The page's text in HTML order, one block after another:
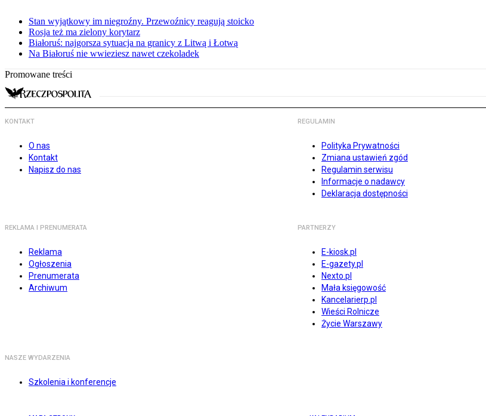
Stan wyjątkowy im niegroźny. Przewoźnicy reagują stoicko
Rosja też ma zielony korytarz
Białoruś: najgorsza sytuacja na granicy z Litwą i Łotwą
Na Białoruś nie wwieziesz nawet czekoladek
Promowane treści
KONTAKT
O nas
Kontakt
Napisz do nas
REGULAMIN
Polityka Prywatności
Zmiana ustawień zgód
Regulamin serwisu
Informacje o nadawcy
Deklaracja dostępności
REKLAMA I PRENUMERATA
Reklama
Ogłoszenia
Prenumerata
Archiwum
PARTNERZY
E-kiosk.pl
E-gazety.pl
Nexto.pl
Mała księgowość
Kancelarierp.pl
Wieści Rolnicze
Życie Warszawy
NASZE WYDARZENIA
Szkolenia i konferencje